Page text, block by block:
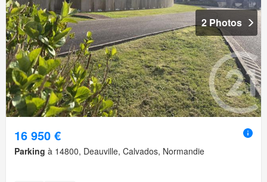
2 Photos
16 950 €
Parking à 14800, Deauville, Calvados, Normandie